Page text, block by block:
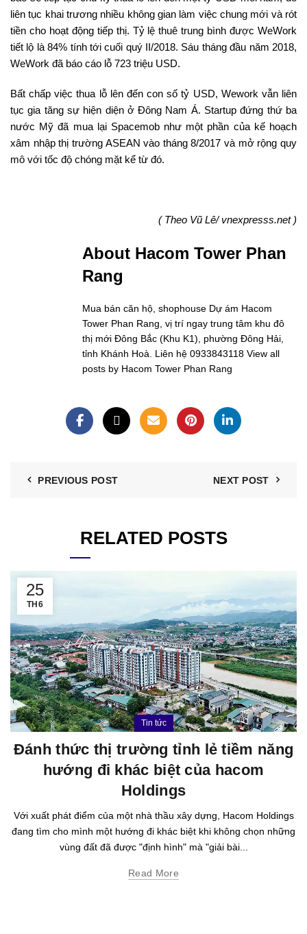
liên tục khai trương nhiều không gian làm việc chung mới và rót
tiền cho hoạt động tiếp thị. Tỷ lệ thuê trung bình được WeWork
tiết lộ là 84% tính tới cuối quý II/2018. Sáu tháng đầu năm 2018,
WeWork đã báo cáo lỗ 723 triệu USD.
Bất chấp việc thua lỗ lên đến con số tỷ USD, Wework vẫn liên
tục gia tăng sự hiện diện ở Đông Nam Á. Startup đứng thứ ba
nước Mỹ đã mua lại Spacemob như một phần của kế hoạch
xâm nhập thị trường ASEAN vào tháng 8/2017 và mở rộng quy
mô với tốc độ chóng mặt kể từ đó.
( Theo Vũ Lê/ vnexpresss.net )
About Hacom Tower Phan
Rang
Mua bán căn hộ, shophouse Dự ám Hacom
Tower Phan Rang, vị trí ngay trung tâm khu đô
thị mới Đông Bắc (Khu K1), phường Đông Hải,
tỉnh Khánh Hoà. Liên hệ 0933843118 View all
posts by Hacom Tower Phan Rang
PREVIOUS POST NEXT POST
RELATED POSTS
25
TH6
Tin tức
Đánh thức thị trường tỉnh lẻ tiềm năng
hướng đi khác biệt của hacom
Holdings
Với xuất phát điểm của một nhà thầu xây dựng, Hacom Holdings
đang tìm cho mình một hướng đi khác biệt khi không chọn những
vùng đất đã được "định hình" mà "giải bài...
Read More